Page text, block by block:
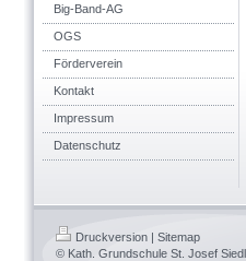
Big-Band-AG
OGS
Förderverein
Kontakt
Impressum
Datenschutz
Druckversion | Sitemap
© Kath. Grundschule St. Josef